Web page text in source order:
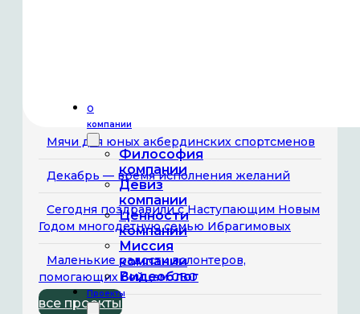
О
компании
Философия
компании
Девиз
компании
Ценности
компании
Миссия
компании
Видеоблог
Проекты
«Росток»
Мячи для юных акбердинских спортсменов
Декабрь — время исполнения желаний
Сегодня поздравили с Наступающим Новым
Годом многодетную семью Ибрагимовых
Маленькие радости волонтеров,
помогающих бойцам СВО
все проекты